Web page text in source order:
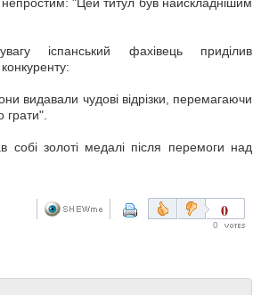
непростим: "Цей титул був найскладнішим
іспанський фахівець приділив
видавали чудові відрізки, перемагаючи
грати".
золоті медалі після перемоги над
0
0